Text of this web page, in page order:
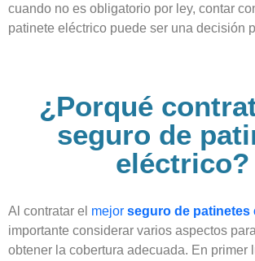
cuando no es obligatorio por ley, contar
patinete eléctrico puede ser una decisión
¿Porqué
seguro de
eléctrico?
Al contratar el mejor seguro de patinetes
importante considerar varios aspectos
obtener la cobertura adecuada. En primer